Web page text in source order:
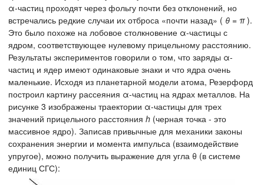
α-частиц проходят через фольгу почти без отклонений, но
встречались редкие случаи их отброса «почти назад» ( θ = π).
Это было похоже на лобовое столкновение α-частицы с
ядром, соответствующее нулевому прицельному расстоянию.
Результаты экспериментов говорили о том, что заряды α-
частиц и ядер имеют одинаковые знаки и что ядра очень
маленькие. Исходя из планетарной модели атома, Резерфорд
построил картину рассеяния α-частиц на ядрах металлов. На
рисунке 3 изображены траектории α-частицы для трех
значений прицельного расстояния h (черная точка - это
массивное ядро). Записав привычные для механики законы
сохранения энергии и момента импульса (взаимодействие
упругое), можно получить выражение для угла θ (в системе
единиц СГС):